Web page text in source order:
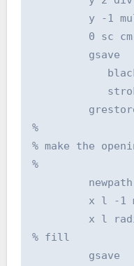
y -1
0 sc
         gsave
%
% make the
%
         newpath
x l -1
x l
% fill
         gsave